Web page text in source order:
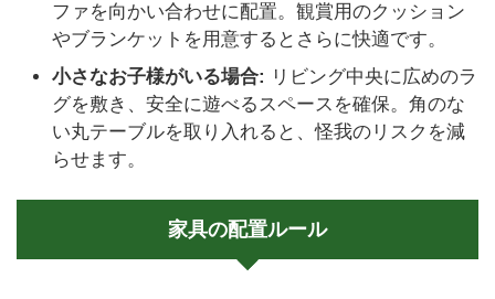
ファを向かい合わせに配置。観賞用のクッション
やブランケットを用意するとさらに快適です。
小さなお子様がいる場合: リビング中央に広めのラ
グを敷き、安全に遊べるスペースを確保。角のな
い丸テーブルを取り入れると、怪我のリスクを減
らせます。
家具の配置ルール